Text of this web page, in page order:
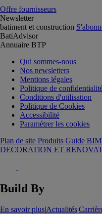
Offre fournisseurs
Newsletter
batiment et construction
BatiAdvisor
Annuaire BTP
Qui sommes-nous
Nos newsletters
Mentions légales
Politique de
Conditions d'utilisation
Politique de Cookies
Accessibilité
Paramétrer les cookies
Plan de site Produits Guide BIM
DECORATION ET
Build By
En savoir plus|Actualités|